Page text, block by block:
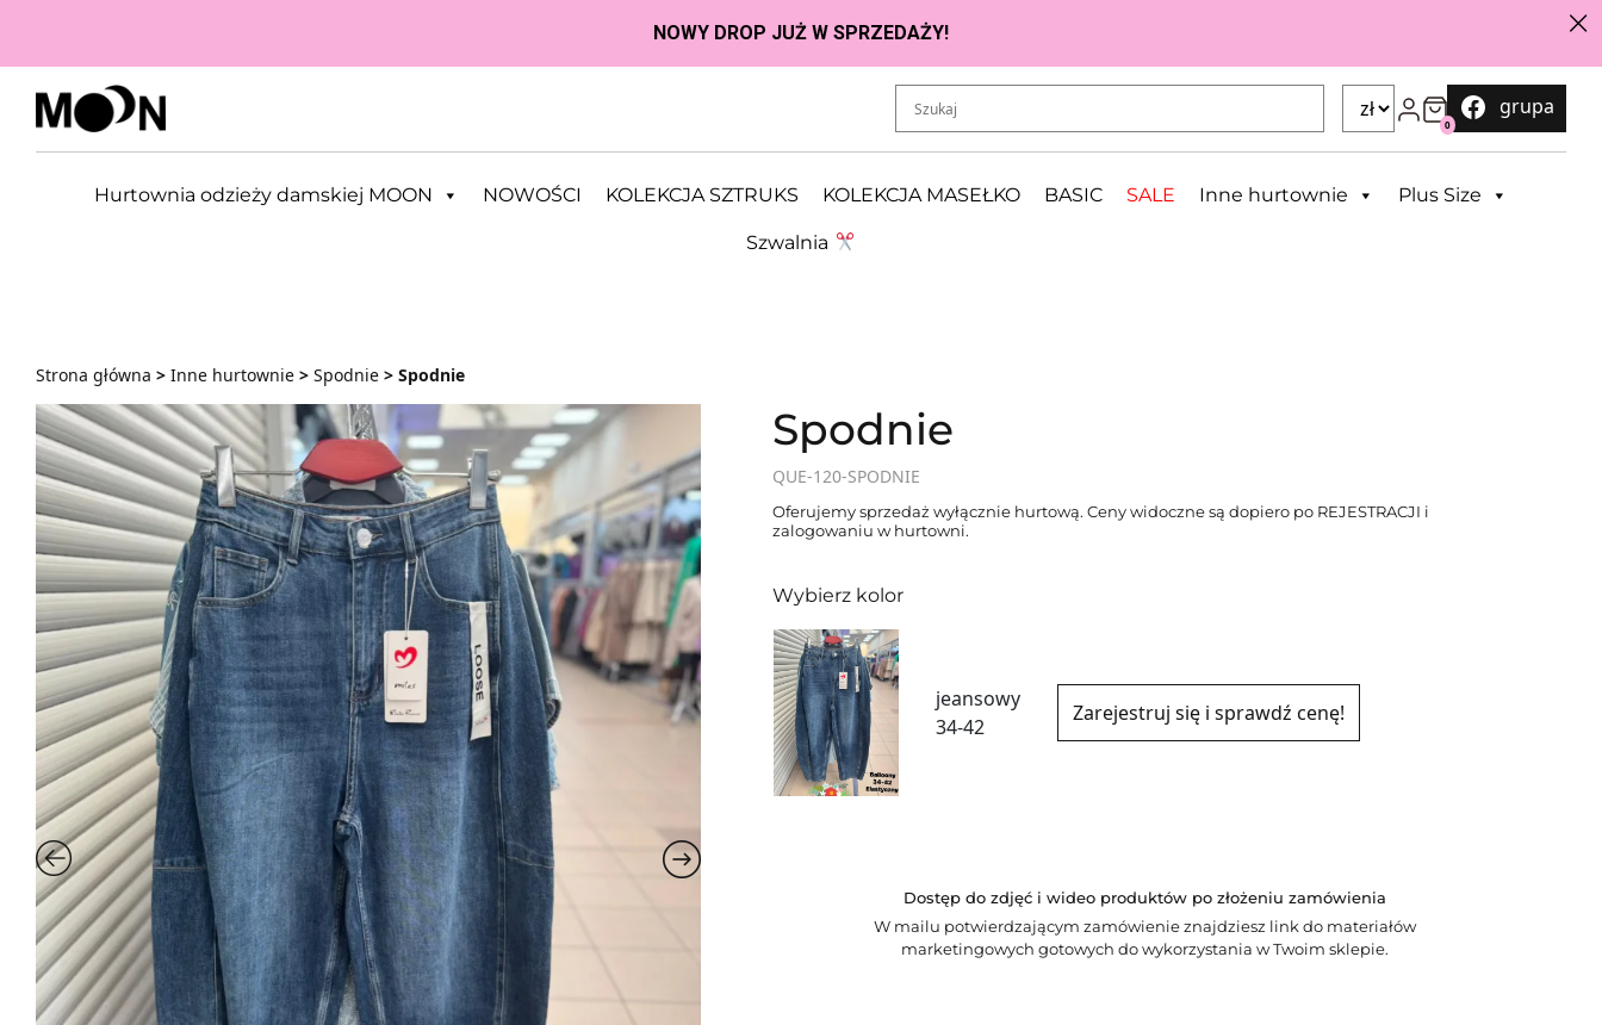
Przejdź do zawartości
0
grupa
Hurtownia odzieży damskiej MOON NOWOŚCI KOLEKCJA SZTRUKS KOLEKCJA MASEŁKO BASIC SALE Inne hurtownie Plus Size
Szwalnia
Strona główna > Inne hurtownie > Spodnie > Spodnie
Spodnie
QUE-120-SPODNIE
Oferujemy sprzedaż wyłącznie hurtową. Ceny widoczne są dopiero po REJESTRACJI i
zalogowaniu w hurtowni.
Wybierz kolor
jeansowy
34-42
Zarejestruj się i sprawdź cenę!
Dostęp do zdjęć i wideo produktów po złożeniu zamówienia
W mailu potwierdzającym zamówienie znajdziesz link do materiałów
marketingowych gotowych do wykorzystania w Twoim sklepie.